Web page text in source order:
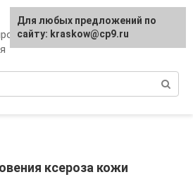
ксероза кожи
Для любых предложений по
сайту: kraskow@cp9.ru